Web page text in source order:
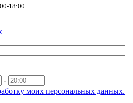
18:00
-
моих персональных данных.